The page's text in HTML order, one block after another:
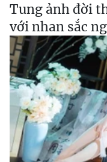
Tung ảnh đời
với nhan sắc